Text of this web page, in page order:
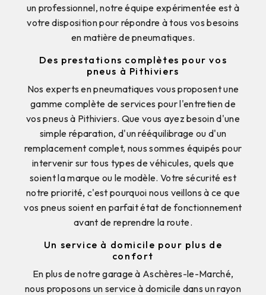
un professionnel, notre équipe expérimentée est à
votre disposition pour répondre à tous vos besoins
en matière de pneumatiques.
Des prestations complètes pour vos
pneus à Pithiviers
Nos experts en pneumatiques vous proposent une
gamme complète de services pour l'entretien de
vos pneus à Pithiviers. Que vous ayez besoin d'une
simple réparation, d'un rééquilibrage ou d'un
remplacement complet, nous sommes équipés pour
intervenir sur tous types de véhicules, quels que
soient la marque ou le modèle. Votre sécurité est
notre priorité, c'est pourquoi nous veillons à ce que
vos pneus soient en parfait état de fonctionnement
avant de reprendre la route.
Un service à domicile pour plus de
confort
En plus de notre garage à Aschères-le-Marché,
nous proposons un service à domicile dans un rayon